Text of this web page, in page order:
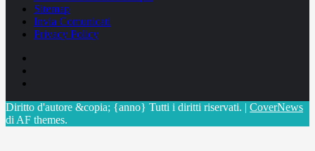
Sitemap
Invia Comunicati
Privacy Policy
Diritto d'autore &copia; {anno} Tutti i diritti riservati. | CoverNews
di AF themes.